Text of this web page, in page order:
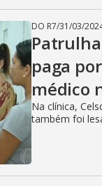
DO R7/31/03/
paga
médico
Na clínica,
também foi